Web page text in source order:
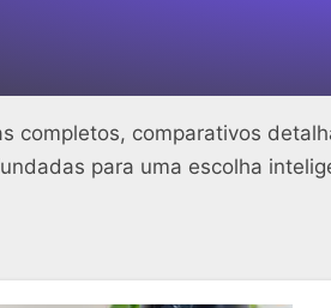
completos, comparativos
para uma escolha